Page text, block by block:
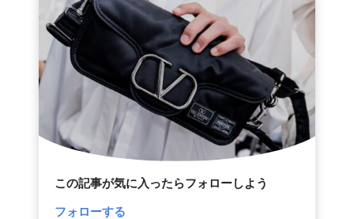
この記事が気に入ったらフォローしよう
フォローする